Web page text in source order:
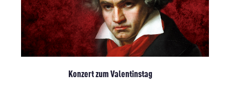
Konzert zum Valentinstag